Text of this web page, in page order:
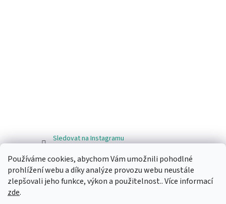
Používáme cookies, abychom Vám umožnili pohodlné
prohlížení webu a díky analýze provozu webu neustále
zlepšovali jeho funkce, výkon a použitelnost.. Více informací
zde.
Sledovat na Instagramu
Facebook